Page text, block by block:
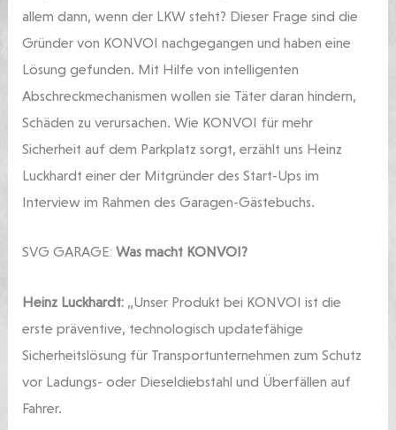
allem dann, wenn der LKW steht? Dieser Frage sind die
Gründer von KONVOI nachgegangen und haben eine
Lösung gefunden. Mit Hilfe von intelligenten
Abschreckmechanismen wollen sie Täter daran hindern,
Schäden zu verursachen. Wie KONVOI für mehr
Sicherheit auf dem Parkplatz sorgt, erzählt uns Heinz
Luckhardt einer der Mitgründer des Start-Ups im
Interview im Rahmen des Garagen-Gästebuchs.
SVG GARAGE:Was macht KONVOI?
Heinz Luckhardt: „Unser Produkt bei KONVOI ist die
erste präventive, technologisch updatefähige
Sicherheitslösung für Transportunternehmen zum Schutz
vor Ladungs- oder Dieseldiebstahl und Überfällen auf
Fahrer.